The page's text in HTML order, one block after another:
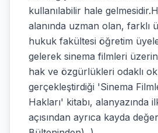
kullanılabilir hale
alanında uzman olan, farklı
hukuk fakültesi öğretim
gelerek sinema filmleri
hak ve özgürlükleri odaklı
gerçekleştirdiği 'Sinema
Hakları' kitabı, alanyazında
açısından ayrıca kayda